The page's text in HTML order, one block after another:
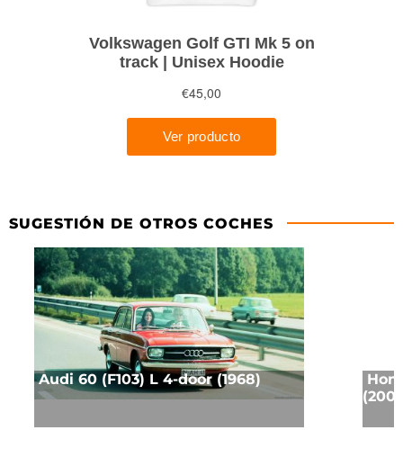
SUGESTIÓN DE OTROS COCHES
Audi 60 (F103) L 4-door (1968)